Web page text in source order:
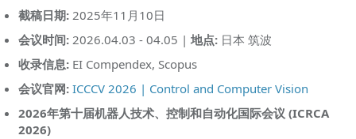
截稿日期:2025年11月10日
会议时间:2026.04.03 - 04.05 | 地点:日本 筑波
收录信息:EI Compendex, Scopus
会议官网: ICCCV 2026 | Control and Computer Vision
2026年第十届机器人技术、控制和自动化国际会议 (ICRCA
2026)